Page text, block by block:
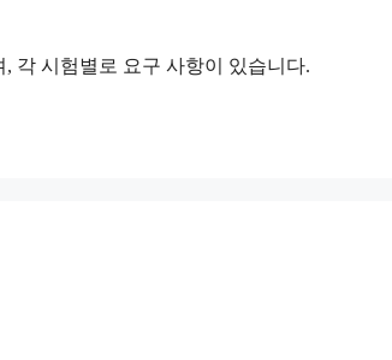
각 시험별로 요구 사항이 있습니다.